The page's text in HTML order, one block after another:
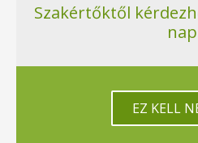
Szakértőktől
nap
EZ KELL